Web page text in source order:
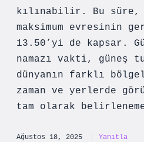
kılınabilir. Bu süre,
maksimum evresinin
13.50’yi de kapsar.
namazı vakti, güneş
dünyanın farklı
zaman ve yerlerde
tam olarak
Ağustos 18, 2025 Yanıtla